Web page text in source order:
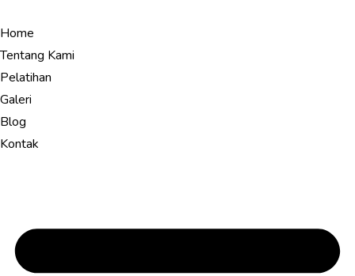
Home
Tentang Kami
Pelatihan
Galeri
Blog
Kontak